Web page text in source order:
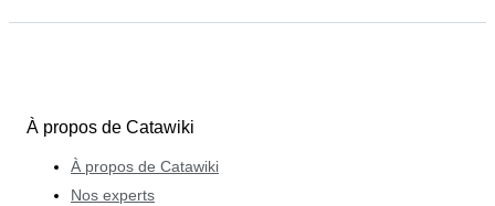
À propos de Catawiki
À propos de Catawiki
Nos experts